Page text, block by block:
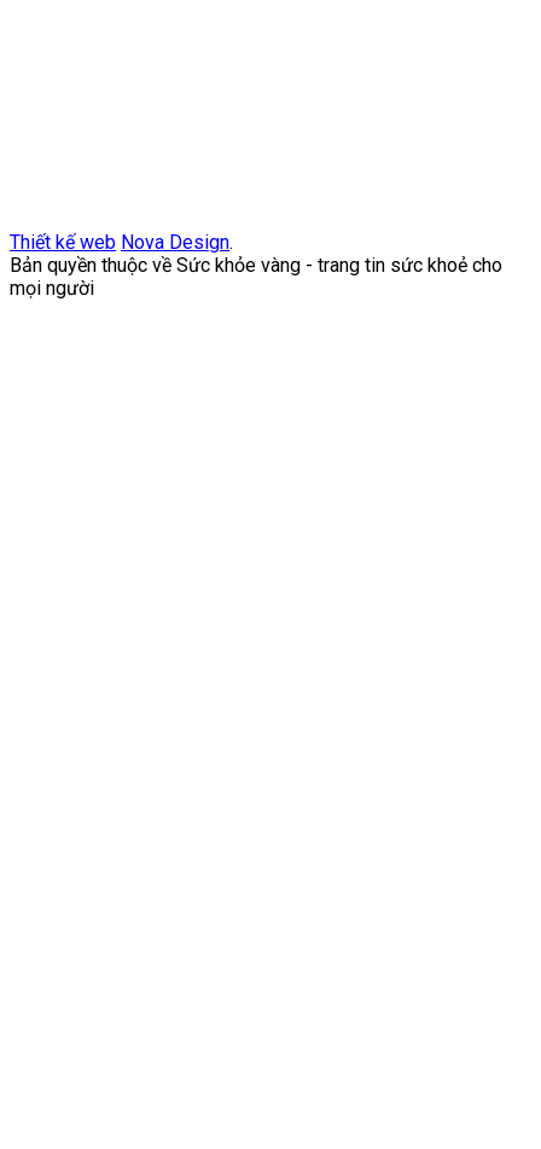
Thiết kế web Nova Design.
Bản quyền thuộc về Sức khỏe vàng - trang tin sức khoẻ cho
mọi người